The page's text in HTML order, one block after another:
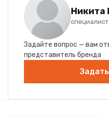
Никита
Задайте вопрос — вам
представитель бренда